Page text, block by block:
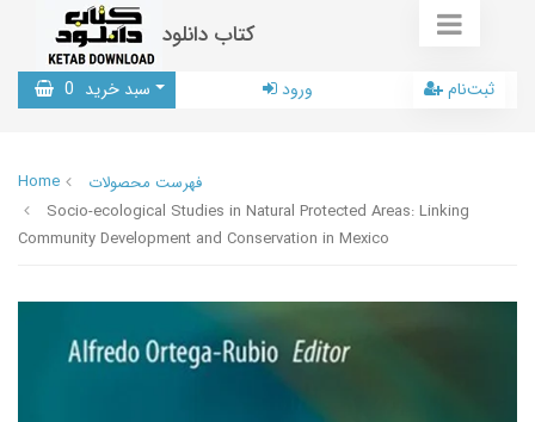
کتاب دانلود
سبد خرید 0 ورود ثبت‌نام
Home
فهرست محصولات
Socio-ecological Studies in Natural Protected Areas: Linking
Community Development and Conservation in Mexico